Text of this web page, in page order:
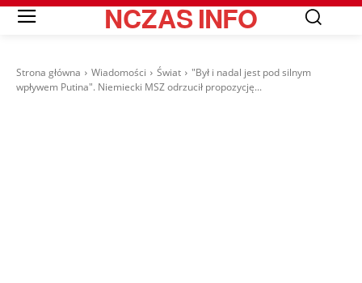
NCZASINFO
Strona główna Wiadomości Świat
"Był i nadal jest pod silnym
wpływem Putina". Niemiecki MSZ odrzucił propozycję...